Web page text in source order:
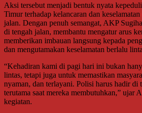
Aksi tersebut menjadi bentuk nyata
Timur terhadap kelancaran dan
jalan. Dengan penuh semangat, AKP
di tengah jalan, membantu mengatur arus
memberikan imbauan langsung kepada
dan mengutamakan keselamatan berlalu
“Kehadiran kami di pagi hari ini bukan
lintas, tetapi juga untuk memastikan
nyaman, dan terlayani. Polisi harus hadir di
terutama saat mereka membutuhkan,” ujar
kegiatan.